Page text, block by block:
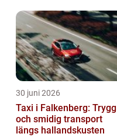
30 juni 2026
Taxi i Falkenberg: Trygg
och smidig transport
längs hallandskusten